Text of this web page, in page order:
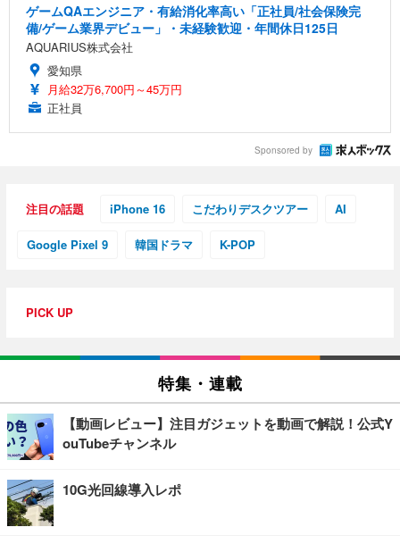
ゲームQAエンジニア・有給消化率高い「正社員/社会保険完
備/ゲーム業界デビュー」・未経験歓迎・年間休日125日
AQUARIUS株式会社
愛知県
月給32万6,700円～45万円
正社員
Sponsored by
注目の話題 iPhone 16 こだわりデスクツアー AI
Google Pixel 9 韓国ドラマ K-POP
PICK UP
特集・連載
【動画レビュー】注目ガジェットを動画で解説！公式Y
ouTubeチャンネル
10G光回線導入レポ